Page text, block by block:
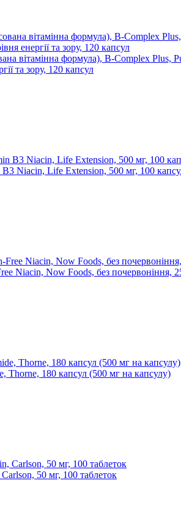
вітамінна формула), B-Complex Plus,
та зору, 120 капсул
Niacin, Life Extension, 500 мг, 100
Niacin, Now Foods, без почервоніння,
Thorne, 180 капсул (500 мг на капсулу)
50 мг, 100 таблеток